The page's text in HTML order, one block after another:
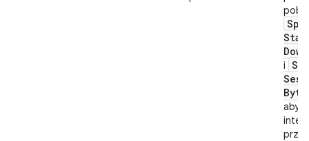
i
aby